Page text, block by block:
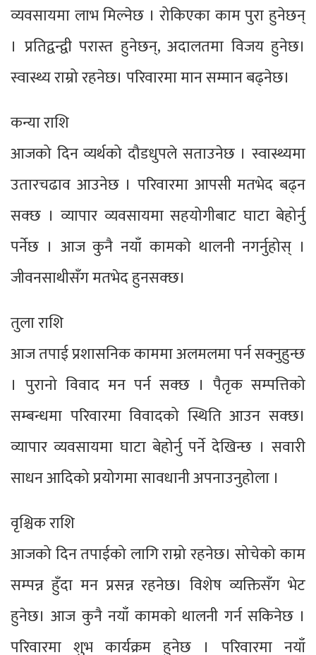
व्यवसायमा लाभ मिल्नेछ । रोकिएका काम पुरा हुनेछन्
। प्रतिद्वन्द्वी परास्त हुनेछन्, अदालतमा विजय हुनेछ।
स्वास्थ्य राम्रो रहनेछ। परिवारमा मान सम्मान बढ्नेछ।
कन्या राशि
आजको दिन व्यर्थको दौडधुपले सताउनेछ । स्वास्थ्यमा
उतारचढाव आउनेछ । परिवारमा आपसी मतभेद बढ्न
सक्छ । व्यापार व्यवसायमा सहयोगीबाट घाटा बेहोर्नु
पर्नेछ । आज कुनै नयाँ कामको थालनी नगर्नुहोस् ।
जीवनसाथीसँग मतभेद हुनसक्छ।
तुला राशि
आज तपाई प्रशासनिक काममा अलमलमा पर्न सक्नुहुन्छ
। पुरानो विवाद मन पर्न सक्छ । पैतृक सम्पत्तिको
सम्बन्धमा परिवारमा विवादको स्थिति आउन सक्छ।
व्यापार व्यवसायमा घाटा बेहोर्नु पर्ने देखिन्छ । सवारी
साधन आदिको प्रयोगमा सावधानी अपनाउनुहोला ।
वृश्चिक राशि
आजको दिन तपाईको लागि राम्रो रहनेछ। सोचेको काम
सम्पन्न हुँदा मन प्रसन्न रहनेछ। विशेष व्यक्तिसँग भेट
हुनेछ। आज कुनै नयाँ कामको थालनी गर्न सकिनेछ ।
परिवारमा शुभ कार्यक्रम हुनेछ । परिवारमा नयाँ